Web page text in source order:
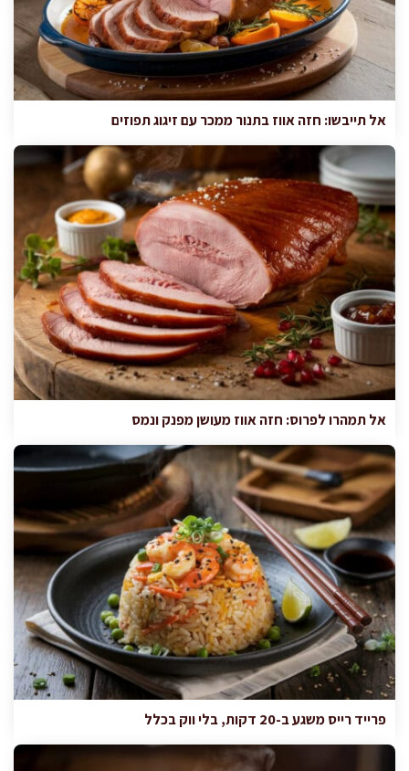
אל תייבשו: חזה אווז בתנור ממכר עם זיגוג תפוזים
אל תמהרו לפרוס: חזה אווז מעושן מפנק ונמס
פרייד רייס משגע ב-20 דקות, בלי ווק בכלל